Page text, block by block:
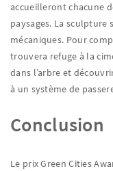
accueilleront chacune
paysages. La sculpture
mécaniques. Pour
trouvera refuge à la
dans l’arbre et
à un système de
Conclusion
Le prix Green Cities